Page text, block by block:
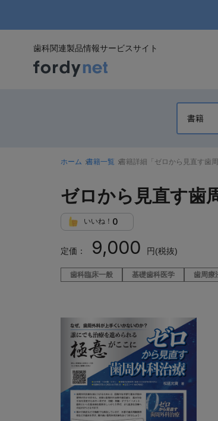
歯科関連製品情報サービスサイト
ホーム 書籍一覧 書籍詳細「ゼロから見直す歯周
ゼロから見直す歯
いいね！ 0
定価： 9,000 円(税抜)
歯科臨床一般 基礎歯科医学 歯周療